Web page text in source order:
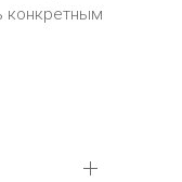
конкретным